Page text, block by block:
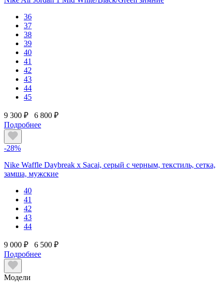
36
37
38
39
40
41
42
43
44
45
9 300 ₽
6 800 ₽
Подробнее
-28%
Nike Waffle Daybreak x Sacai, серый с черным, текстиль, сетка,
замша, мужские
40
41
42
43
44
9 000 ₽
6 500 ₽
Подробнее
Модели